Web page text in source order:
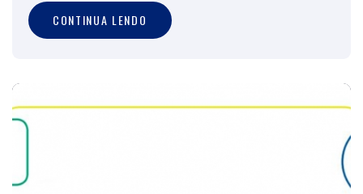
CONTINUA LENDO